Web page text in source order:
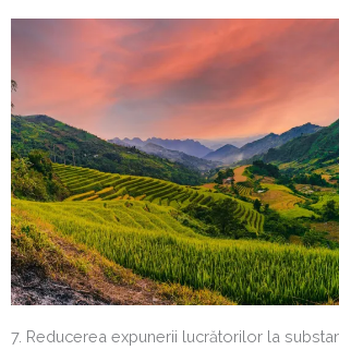
7. Reducerea expunerii lucrătorilor la